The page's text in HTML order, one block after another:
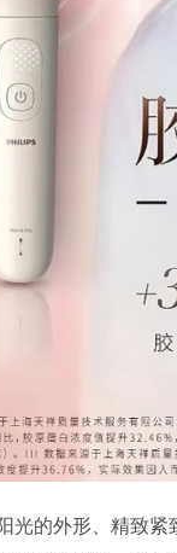
光的外形、精致